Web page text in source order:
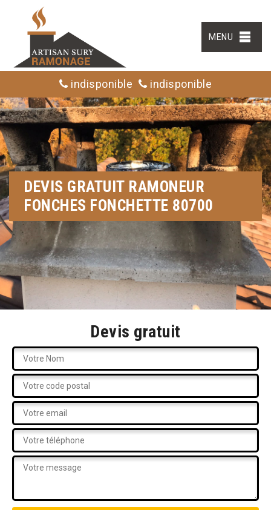
MENU
indisponible indisponible
DEVIS GRATUIT RAMONEUR
FONCHES FONCHETTE 80700
Devis gratuit